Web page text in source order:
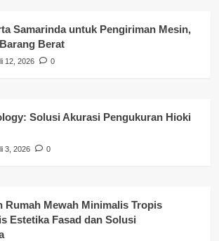
Banyuasin
Samarinda untuk Pengiriman Mesin,
Berat
12, 2026 0
Solusi Akurasi Pengukuran Hioki
3, 2026 0
Rumah Mewah Minimalis Tropis
Estetika Fasad dan Solusi